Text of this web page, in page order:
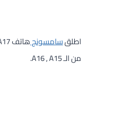
اطلقسامسونج
من الـ A16 , A15.